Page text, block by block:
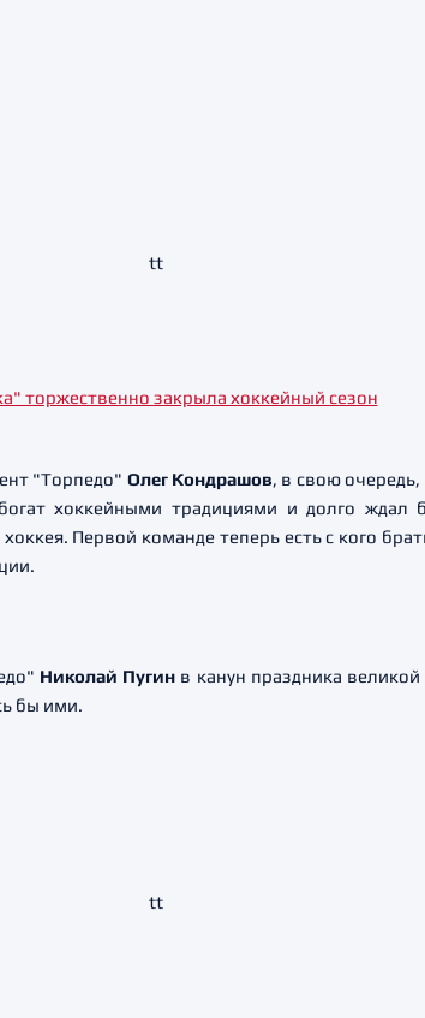
tt
"Торпедо" Олег Кондрашов, в свою
хоккейными традициями и долго
Первой команде теперь есть с кого
Николай Пугин в канун праздника
бы ими.
tt